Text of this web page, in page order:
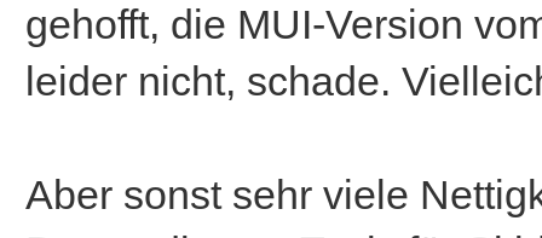
gehofft, die MUI-Version
leider nicht, schade.
Aber sonst sehr viele